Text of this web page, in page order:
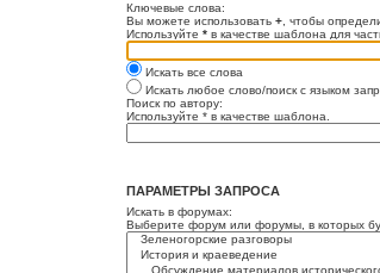
Ключевые слова:
Вы можете использовать + , чтобы
Используйте * в качестве шаблона для
Искать все слова
Искать любое слово/поиск с языком
Поиск по автору:
Используйте * в качестве шаблона.
ПАРАМЕТРЫ ЗАПРОСА
Искать в форумах:
Выберите форум или форумы, в которых